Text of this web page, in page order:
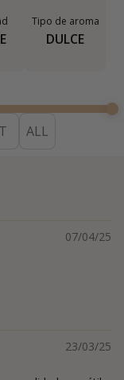
Tipo de aroma
DULCE
ALL
07/04/25
23/03/25